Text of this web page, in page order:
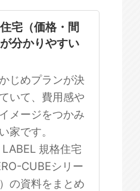
注文住宅
ていない
宅（価格・間
分かりやすい
じめプランが決
いて、費用感や
メージをつかみ
家です。
LABEL 規格住宅
CUBEシリー
の資料をまとめ